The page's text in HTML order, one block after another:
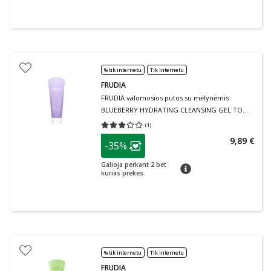
% tik internetu Tik internetu
FRUDIA
FRUDIA valomosios putos su mėlynėmis
BLUEBERRY HYDRATING CLEANSING GEL TO
FOAM, 145 ml (1)
Vidutinis įvertinimas 3.00
patarimas
Lojalumo klubo narių nuolaida
-35%
Galioja perkant 2 bet
kurias prekes.
patarimas
9,89 €
% tik internetu Tik internetu
FRUDIA